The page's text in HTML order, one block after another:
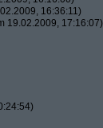
16:36:11)
19.02.2009, 17:16:07)